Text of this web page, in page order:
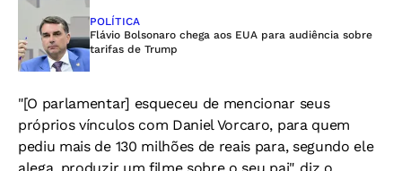
POLÍTICA
Flávio Bolsonaro chega aos EUA para audiência sobre
tarifas de Trump
"[O parlamentar] esqueceu de mencionar seus
próprios vínculos com Daniel Vorcaro, para quem
pediu mais de 130 milhões de reais para, segundo ele